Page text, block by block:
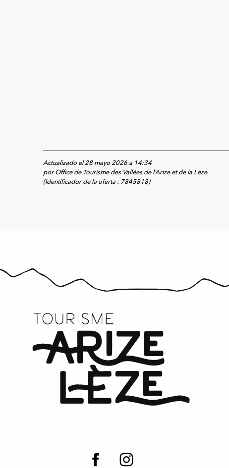
Actualizado el 28 mayo 2026 a 14:34
por Office de Tourisme des Vallées de l’Arize et de la Lèze
(Identificador de la oferta : 7845818)